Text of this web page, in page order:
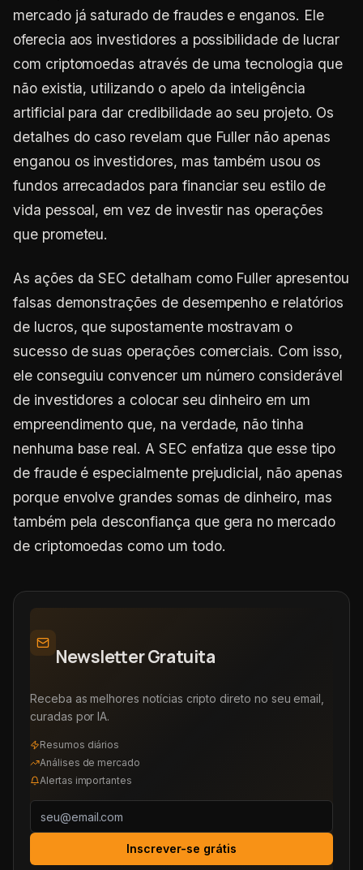
mercado já saturado de fraudes e enganos. Ele
oferecia aos investidores a possibilidade de lucrar
com criptomoedas através de uma tecnologia que
não existia, utilizando o apelo da inteligência
artificial para dar credibilidade ao seu projeto. Os
detalhes do caso revelam que Fuller não apenas
enganou os investidores, mas também usou os
fundos arrecadados para financiar seu estilo de
vida pessoal, em vez de investir nas operações
que prometeu.
As ações da SEC detalham como Fuller apresentou
falsas demonstrações de desempenho e relatórios
de lucros, que supostamente mostravam o
sucesso de suas operações comerciais. Com isso,
ele conseguiu convencer um número considerável
de investidores a colocar seu dinheiro em um
empreendimento que, na verdade, não tinha
nenhuma base real. A SEC enfatiza que esse tipo
de fraude é especialmente prejudicial, não apenas
porque envolve grandes somas de dinheiro, mas
também pela desconfiança que gera no mercado
de criptomoedas como um todo.
Newsletter Gratuita
Receba as melhores notícias cripto direto no seu email,
curadas por IA.
Resumos diários
Análises de mercado
Alertas importantes
Inscrever-se grátis